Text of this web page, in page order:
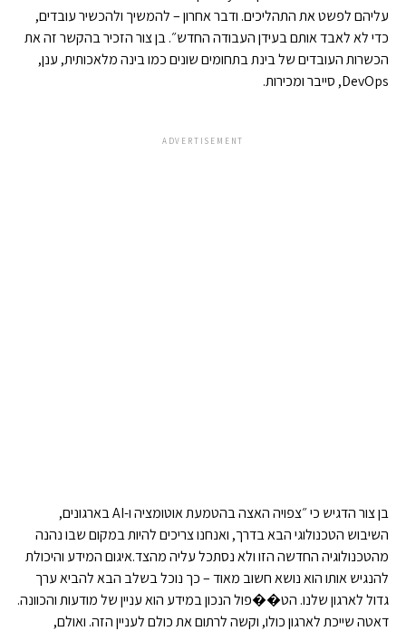
עליהם לפשט את התהליכים. ודבר אחרון – להמשיך ולהכשיר עובדים,
כדי לא לאבד אותם בעידן העבודה החדש״. בן צור הזכיר בהקשר זה את
הכשרות העובדים של בינת בתחומים שונים כמו בינה מלאכותית, ענן,
DevOps, סייבר ומכירות.
ADVERTISEMENT
בן צור הדגיש כי ״צפויה האצה בהטמעת אוטומציה ו-AI בארגונים,
השיבוש הטכנולוגי הבא בדרך, ואנחנו צריכים להיות במקום שבו נהנה
מהטכנולוגיה החדשה הזו ולא נסתכל עליה מהצד.איגום המידע והיכולת
להנגיש אותו הוא נושא חשוב מאוד – כך נוכל בשלב הבא להביא ערך
גדול לארגון שלנו. הט��פול הנכון במידע הוא עניין של מודעות והכוונה.
דאטה שייכת לארגון כולו, וקשה לרתום את כולם לעניין הזה. ואולם,